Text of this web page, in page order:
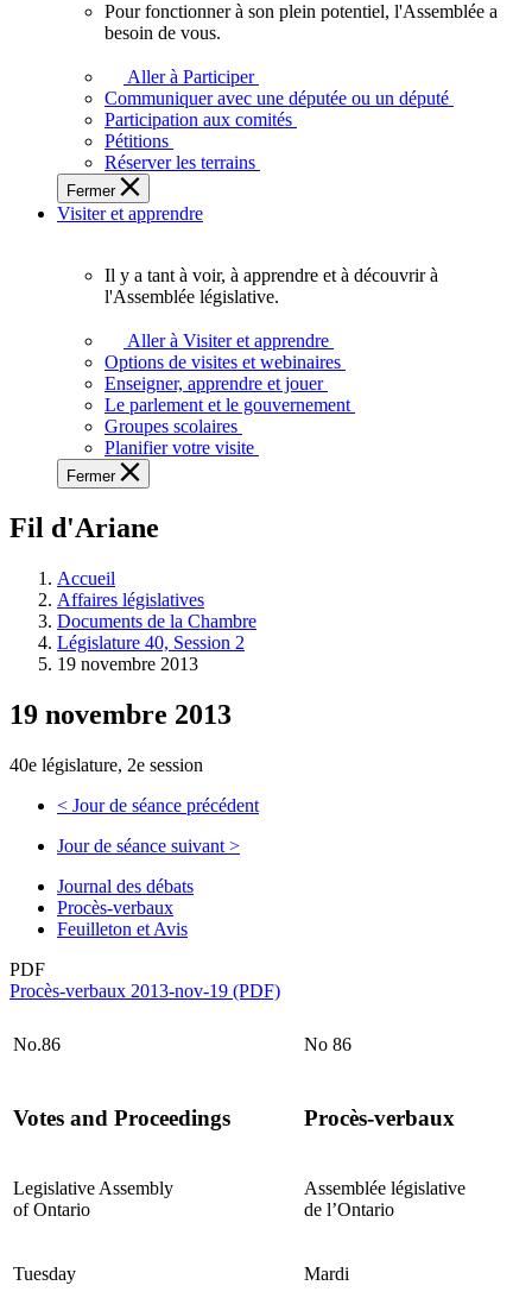
plein
potentiel,
l'Assemblée
a
besoin
de
Pour fonctionner à son plein potentiel, l'Assemblée a
besoin de vous.
Aller à Participer
Communiquer avec une députée ou un député
Participation aux comités
Pétitions
Réserver les terrains
Fermer
Visiter et apprendre
voir,
apprendre
et
à
à
législative.
Il y a tant à voir, à apprendre et à découvrir à
l'Assemblée législative.
Aller à Visiter et apprendre
Options de visites et webinaires
Enseigner, apprendre et jouer
Le parlement et le gouvernement
Groupes scolaires
Planifier votre visite
Fermer
Fil d'Ariane
Accueil
Affaires législatives
Documents de la Chambre
Législature 40, Session 2
19 novembre 2013
19 novembre 2013
40e législature, 2e session
< Jour de séance précédent
Jour de séance suivant >
Journal des débats
Procès-verbaux
Feuilleton et Avis
PDF
Procès-verbaux 2013-nov-19 (PDF)
No.86 No 86
Votes and Proceedings Procès-verbaux
Legislative Assembly
of Ontario
Assemblée législative
de l’Ontario
Tuesday Mardi